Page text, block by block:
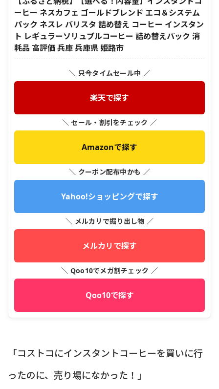
ーヒー ネスカフェ ゴールドブレンド エコ＆システム
パック ネスレ バリスタ 詰め替え コーヒー インスタン
ト レギュラーソリュブルコーヒー 詰め替えパック 消
耗品 高評価 兵庫 兵庫県 姫路市
＼ 只今タイムセール中 ／
楽天で探す
＼ セール・割引をチェック ／
Amazonで探す
＼ クーポン配布中かも ／
Yahoo!ショッピングで探す
＼ メルカリで掘り出し物 ／
メルカリで探す
＼ Qoo10でメガ割チェック ／
Qoo10で探す
「コストコにインスタントコーヒーを買いに行
ったのに、売り場になかった！」